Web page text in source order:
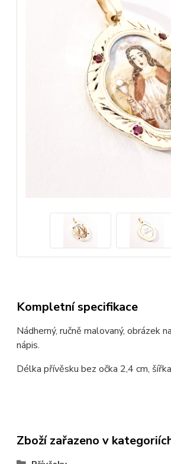
Kompletní specifikace
Nádherný, ručně malovaný, obrázek
nápis.
Délka přívěsku bez očka 2,4 cm,
Zboží zařazeno v